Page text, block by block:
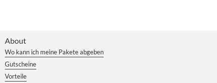
About
Wo kann ich meine Pakete abgeben
Gutscheine
Vorteile